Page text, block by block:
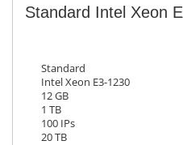
Standard Intel Xeon
Standard
Intel Xeon E3-1230
12 GB
1 TB
100 IPs
20 TB